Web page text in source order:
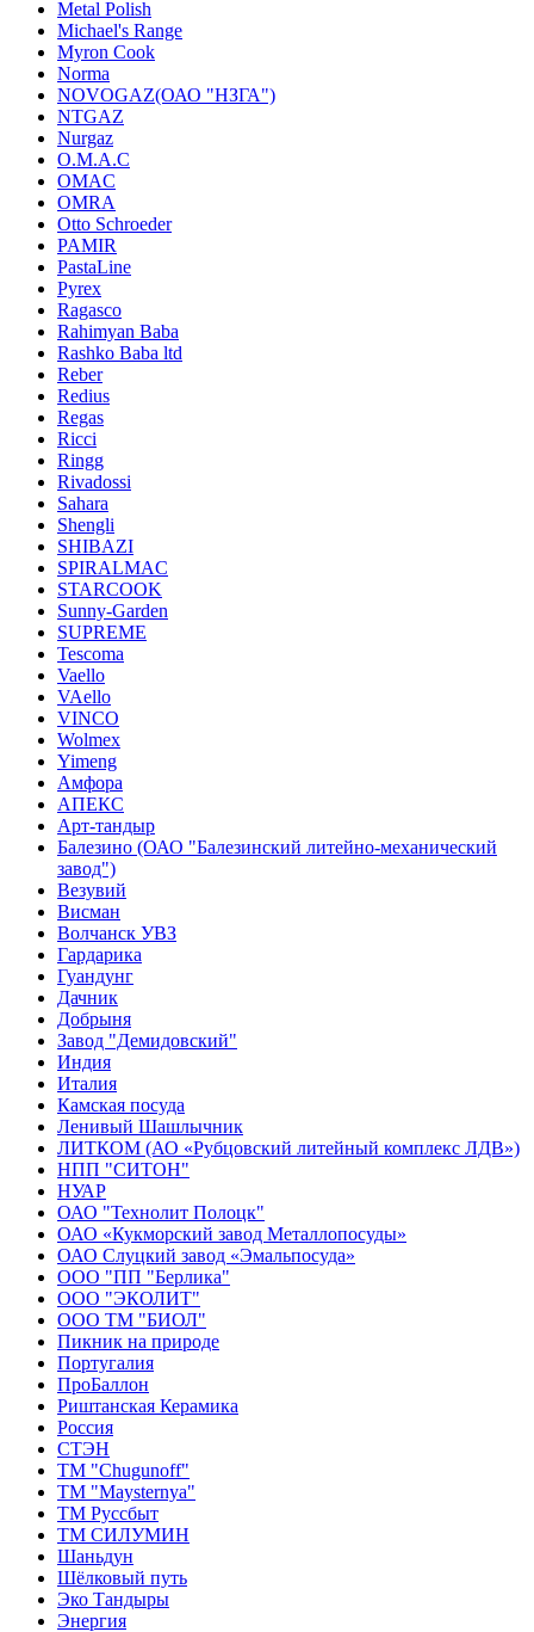
Metal Polish
Michael's Range
Myron Cook
Norma
NOVOGAZ(ОАО "НЗГА")
NTGAZ
Nurgaz
O.M.A.C
OMAC
OMRA
Otto Schroeder
PAMIR
PastaLine
Pyrex
Ragasco
Rahimyan Baba
Rashko Baba ltd
Reber
Redius
Regas
Ricci
Ringg
Rivadossi
Sahara
Shengli
SHIBAZI
SPIRALMAC
STARCOOK
Sunny-Garden
SUPREME
Tescoma
Vaello
VAello
VINCO
Wolmex
Yimeng
Амфора
АПЕКС
Арт-тандыр
Балезино (ОАО "Балезинский литейно-механический
завод")
Везувий
Висман
Волчанск УВЗ
Гардарика
Гуандунг
Дачник
Добрыня
Завод "Демидовский"
Индия
Италия
Камская посуда
Ленивый Шашлычник
ЛИТКОМ (АО «Рубцовский литейный комплекс ЛДВ»)
НПП "СИТОН"
НУАР
ОАО "Технолит Полоцк"
ОАО «Кукморский завод Металлопосуды»
ОАО Слуцкий завод «Эмальпосуда»
ООО "ПП "Берлика"
ООО "ЭКОЛИТ"
ООО ТМ "БИОЛ"
Пикник на природе
Португалия
ПроБаллон
Риштанская Керамика
Россия
СТЭН
ТМ "Chugunoff"
ТМ "Maysternya"
ТМ Руссбыт
ТМ СИЛУМИН
Шаньдун
Шёлковый путь
Эко Тандыры
Энергия